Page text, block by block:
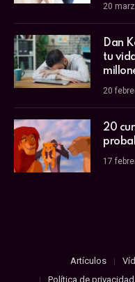
20
Dan
tu
20
20
17
Artículos
Política de privacidad